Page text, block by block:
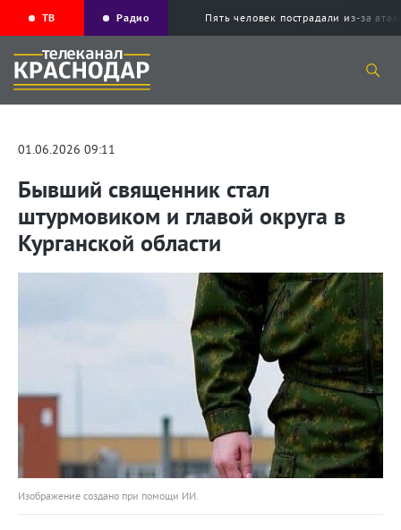
ТВ Радио Пять человек пострадали из-за
01.06.2026 09:11
Бывший священник стал
штурмовиком и главой округа в
Курганской области
Изображение создано при помощи ИИ.